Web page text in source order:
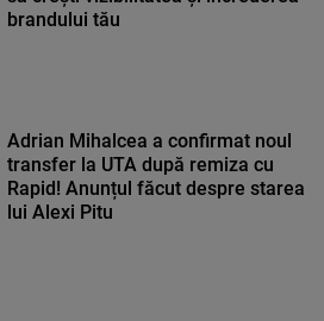
brandului tău
Adrian Mihalcea a confirmat noul
transfer la UTA după remiza cu
Rapid! Anunțul făcut despre starea
lui Alexi Pitu